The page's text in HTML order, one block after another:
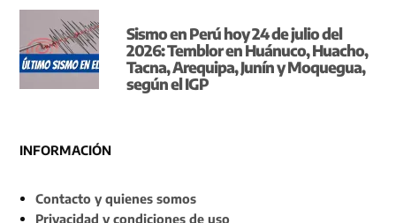
Sismo en Perú hoy 24 de julio del
2026: Temblor en Huánuco, Huacho,
Tacna, Arequipa, Junín y Moquegua,
según el IGP
INFORMACIÓN
Contacto y quienes somos
Privacidad y condiciones de uso